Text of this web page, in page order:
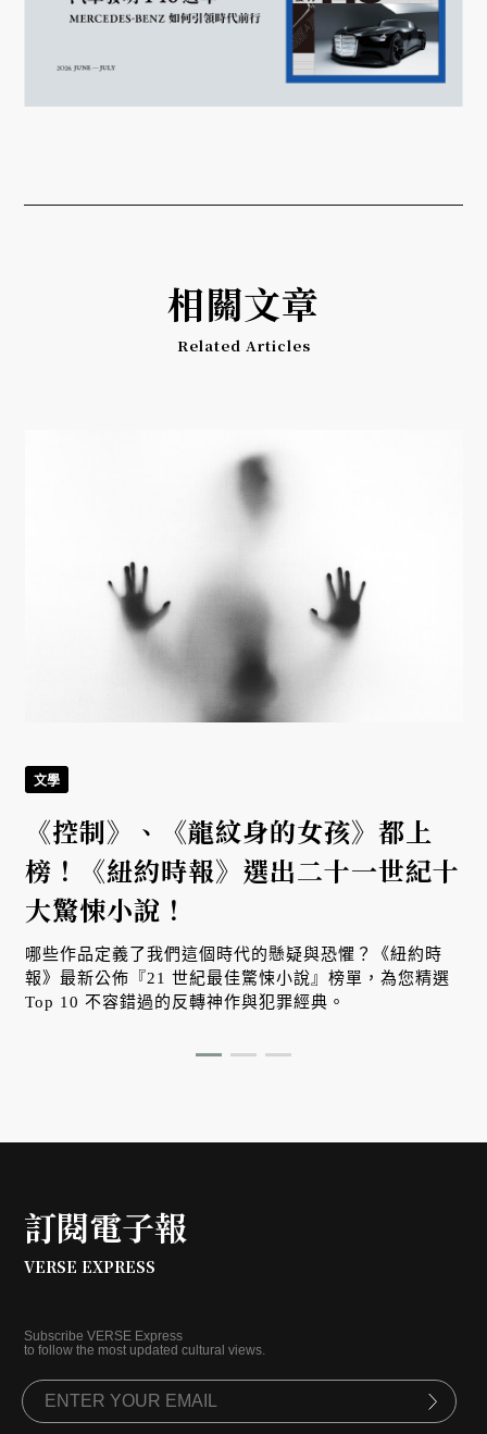
相關文章
Related Articles
文學
《控制》、《龍紋身的女孩》都上
榜！《紐約時報》選出二十一世紀十
大驚悚小說！
哪些作品定義了我們這個時代的懸疑與恐懼？《紐約時
報》最新公佈『21 世紀最佳驚悚小說』榜單，為您精選
Top 10 不容錯過的反轉神作與犯罪經典。
訂閱電子報
VERSE EXPRESS
Subscribe VERSE Express
to follow the most updated cultural views.